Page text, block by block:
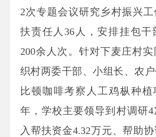
2次专题会议研究乡村振兴
扶责任人36人，安排挂包干
200余人次。针对下麦庄村实
织村两委干部、小组长、农
比顿咖啡考察人工鸡枞种植
年，学校主要领导到村调研
入帮扶资金4.32万元、帮助